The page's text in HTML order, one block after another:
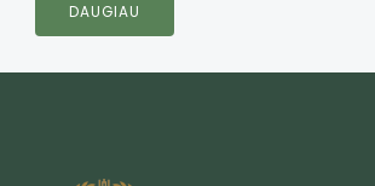
DAUGIAU